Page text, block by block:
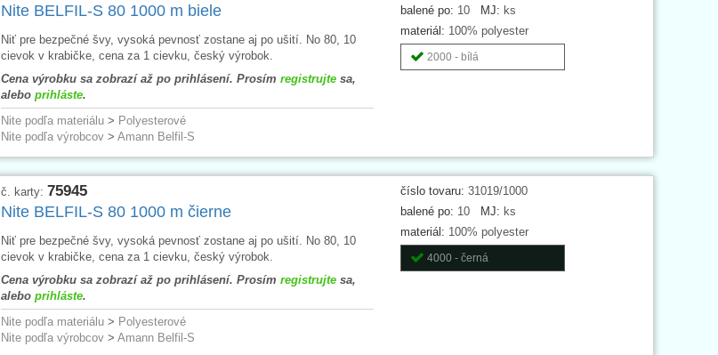
balené po: 10 MJ: ks
materiál: 100% polyester
2000 - bílá
Nite BELFIL-S 80 1000 m biele
Niť pre bezpečné švy, vysoká pevnosť zostane aj po ušití. No 80, 10
cievok v krabičke, cena za 1 cievku, český výrobok.
Cena výrobku sa zobrazí až po prihlásení. Prosím registrujtesa,
alebo prihláste.
Nite podľa materiálu> Polyesterové
Nite podľa výrobcov> Amann Belfil-S
číslo tovaru: 31019/1000
balené po: 10 MJ: ks
materiál: 100% polyester
4000 - černá
č. karty: 75945
Nite BELFIL-S 80 1000 m čierne
Niť pre bezpečné švy, vysoká pevnosť zostane aj po ušití. No 80, 10
cievok v krabičke, cena za 1 cievku, český výrobok.
Cena výrobku sa zobrazí až po prihlásení. Prosím registrujtesa,
alebo prihláste.
Nite podľa materiálu> Polyesterové
Nite podľa výrobcov> Amann Belfil-S